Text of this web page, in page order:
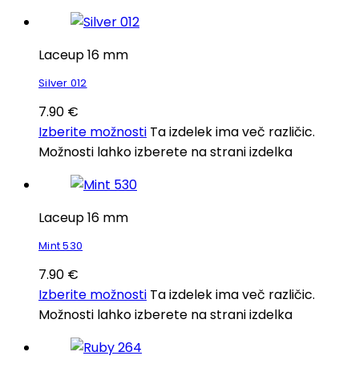
Laceup 16 mm
Silver 012
7.90 €
Izberite možnosti Ta izdelek ima več različic.
Možnosti lahko izberete na strani izdelka
Laceup 16 mm
Mint 530
7.90 €
Izberite možnosti Ta izdelek ima več različic.
Možnosti lahko izberete na strani izdelka